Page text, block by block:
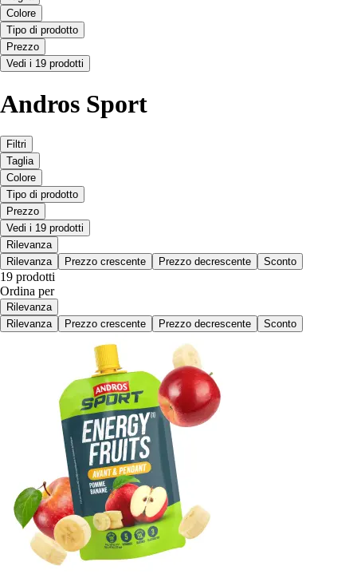
Colore
Tipo di prodotto
Prezzo
Vedi i 19 prodotti
Andros Sport
Filtri
Taglia
Colore
Tipo di prodotto
Prezzo
Vedi i 19 prodotti
Rilevanza
Rilevanza
Prezzo crescente Prezzo decrescente Sconto
19 prodotti
Ordina per
Rilevanza
Rilevanza
Prezzo crescente Prezzo decrescente Sconto